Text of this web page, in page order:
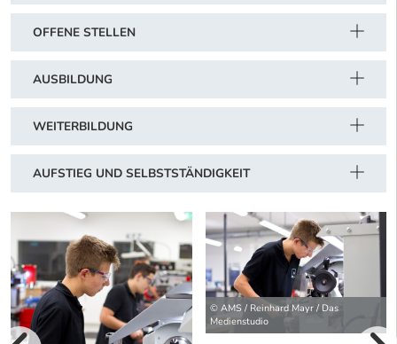
OFFENE STELLEN
AUSBILDUNG
WEITERBILDUNG
AUFSTIEG UND SELBSTSTÄNDIGKEIT
© AMS / Reinhard Mayr / Das
Medienstudio